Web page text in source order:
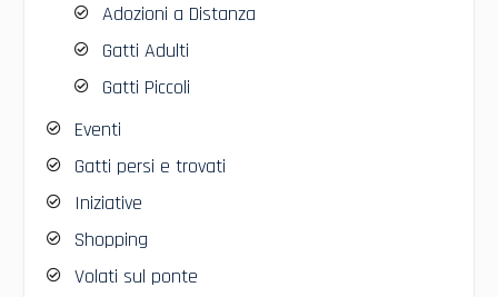
Adozioni a Distanza
Gatti Adulti
Gatti Piccoli
Eventi
Gatti persi e trovati
Iniziative
Shopping
Volati sul ponte